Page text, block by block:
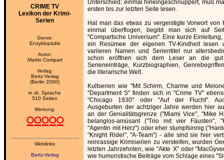
CRIME TV
Lexikon der Krimi-
Serien
Genre:
Enzyklopädie
Autor:
Martin Compart
Verlag:
Bertz-Verlag
(Berlin 2000)
in dt. Sprache
510 Seiten
Wertung:
Weblinks
Bertz-Verlag
Unterschied: einmal hineingeschnuppert, muß
ersten bis zur letzten Seite lesen.
Hat man das etwas zu vergeistigte Vorwort von
einmal überflogen, begibt man sich auf
"Compartsche Universum". Eine kurze
ein Resümee der eigenen TV-Kindheit lesen
variieren Namen und Serientitel nur
schon eröffnen sich dem Leser an die
Serieneinträge, Kurzbiographien,
die literarische Welt.
Kultserien wie "Mit Schirm, Charme und
"Department S" finden sich in "Crime TV"
"Chicago 1930" oder "Auf der Flucht".
Ausgeburten der achtziger Jahre werden hier
an der Genialitätsgrenze ("Miami Vice", "Mike
belanglos-amüsant ("Trio mit vier Fäusten",
"Agentin mit Herz") oder eher stumpfsinnig
"Knight Rider", "A-Team") - alle sind sie hier
reinrassige Krimiserien zu versteifen, wurden
letzten Jahrzehnten, wie "Akte X" oder
wie humoristische Beiträge vom Schlage eines